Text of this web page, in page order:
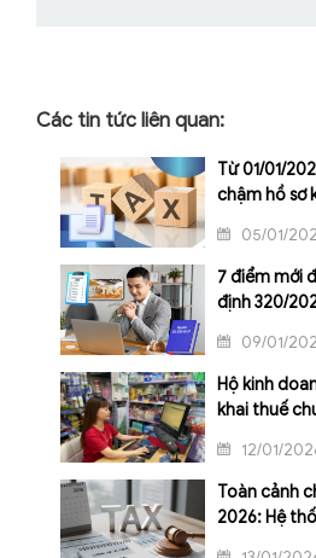
Các tin tức liên quan:
Từ 01/01/
chậm hồ sơ
05/01/
7 điểm mới
định 320/
09/01/
Hộ kinh
khai thuế
12/01/
Toàn cảnh
2026: Hệ